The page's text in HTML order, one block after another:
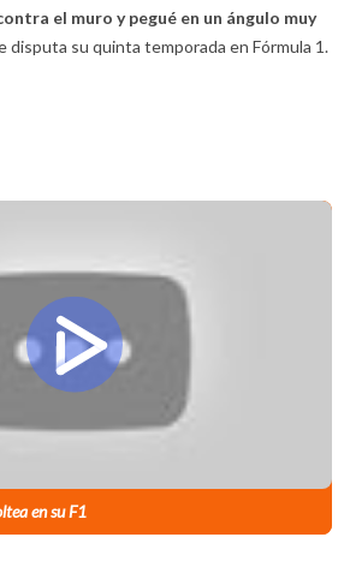
el muro y pegué en un ángulo muy
disputa su quinta temporada en Fórmula 1.
en su F1